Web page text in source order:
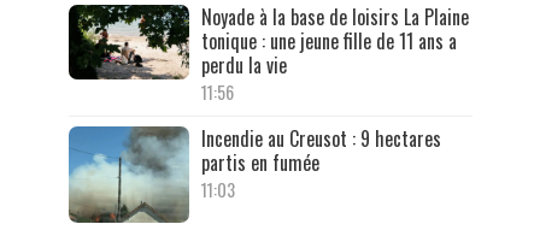
Noyade à la base de loisirs La Plaine
tonique : une jeune fille de 11 ans a
perdu la vie
11:56
Incendie au Creusot : 9 hectares
partis en fumée
11:03